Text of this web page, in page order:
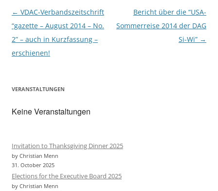
Post
navigation
← VDAC-Verbandszeitschrift
“gazette – August 2014 – No.
2” – auch in Kurzfassung –
erschienen!
Bericht über die “USA-
Sommerreise 2014 der DAG
Si-Wi” →
VERANSTALTUNGEN
Keine Veranstaltungen
Invitation to Thanksgiving Dinner 2025
by Christian Menn
31. October 2025
Elections for the Executive Board 2025
by Christian Menn